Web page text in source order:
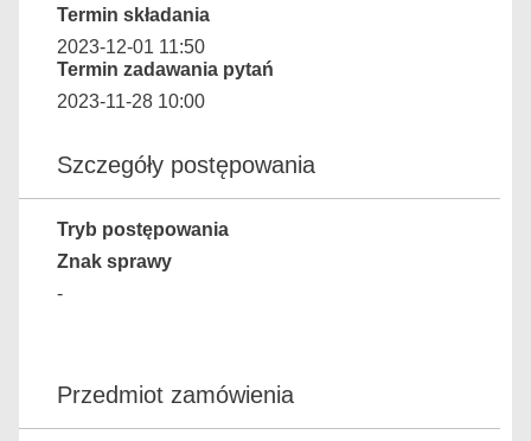
Termin składania
2023-12-01 11:50
Termin zadawania pytań
2023-11-28 10:00
Szczegóły postępowania
Tryb postępowania
Znak sprawy
-
Przedmiot zamówienia